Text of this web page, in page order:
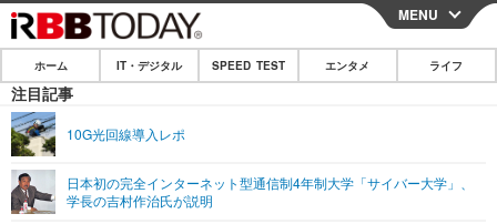
CLOSE
ホーム
IT・デジタル
ネタ
SPEED TEST
エンタメ
MENU
ホーム IT・デジタル SPEED TEST エンタメ ライフ
注目記事
10G光回線導入レポ
日本初の完全インターネット型通信制4年制大学「サイバー大学」、
学長の吉村作治氏が説明